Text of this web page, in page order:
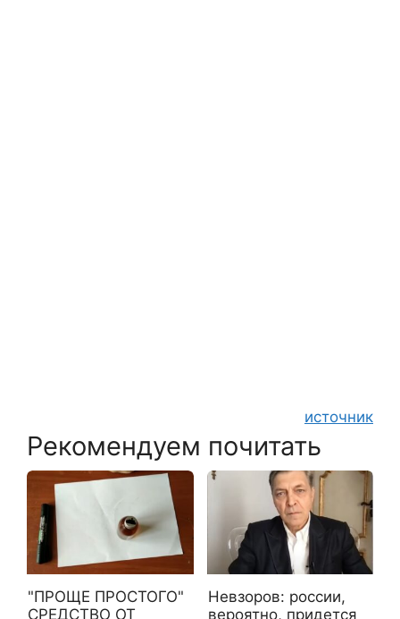
источник
Рекомендуем почитать
"ПРОЩЕ ПРОСТОГО"
СРЕДСТВО ОТ
Невзоров: россии,
вероятно, придется